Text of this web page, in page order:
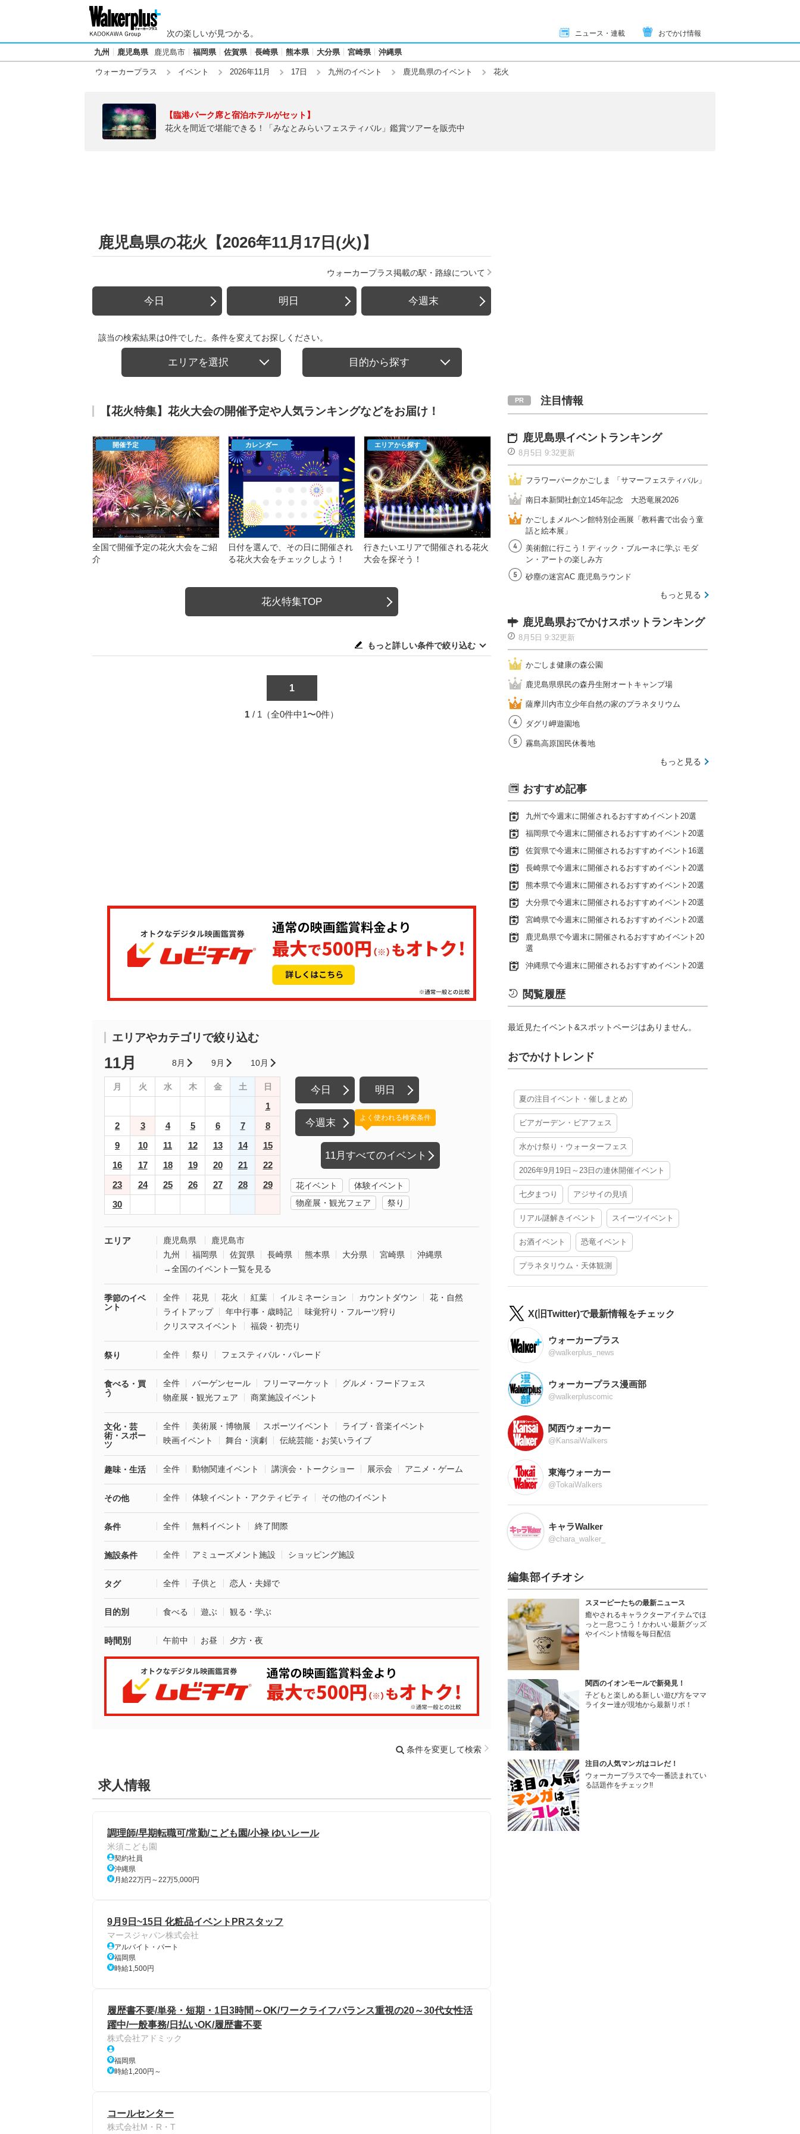
次の楽しいが見つかる。 ニュース・連載 おでかけ情報
九州 鹿児島県 鹿児島市 福岡県 佐賀県 長崎県 熊本県 大分県 宮崎県 沖縄県
ウォーカープラス イベント 2026年11月 17日 九州のイベント 鹿児島県のイベント 花火
【臨港パーク席と宿泊ホテルがセット】
花火を間近で堪能できる！「みなとみらいフェスティバル」鑑賞ツアーを販売中
鹿児島県の花火【2026年11月17日(火)】
ウォーカープラス掲載の駅・路線について
今日 明日 今週末
該当の検索結果は0件でした。条件を変えてお探しください。
エリアを選択 目的から探す
【花火特集】花火大会の開催予定や人気ランキングなどをお届け！
開催予定
全国で開催予定の花火大会をご紹
介
カレンダー
日付を選んで、その日に開催され
る花火大会をチェックしよう！
エリアから探す
行きたいエリアで開催される花火
大会を探そう！
花火特集TOP
もっと詳しい条件で絞り込む
1
1 / 1（全0件中1〜0件）
エリアやカテゴリで絞り込む
11月 8月 9月 10月
月 火 水 木 金 土 日
1
2
3 4 5 6 7
8
9
10 11 12 13 14
15
16
17 18 19 20 21
22
23
24 25 26 27 28
29
30
今日 明日
今週末
11月すべてのイベント
よく使われる検索条件
花イベント
体験イベント
物産展・観光フェア
祭り
エリア 鹿児島県
鹿児島市
九州
福岡県 佐賀県 長崎県 熊本県 大分県 宮崎県
沖縄県
→全国のイベント一覧を見る
季節のイベ
ント
全件 花見 花火 紅葉 イルミネーション カウントダウン
花・自然
ライトアップ
年中行事・歳時記
味覚狩り・フルーツ狩り
クリスマスイベント
福袋・初売り
祭り 全件 祭り フェスティバル・パレード
食べる・買
う
全件 バーゲンセール フリーマーケット
グルメ・フードフェス
物産展・観光フェア
商業施設イベント
文化・芸
術・スポー
ツ
全件 美術展・博物展 スポーツイベント
ライブ・音楽イベント
映画イベント
舞台・演劇 伝統芸能・お笑いライブ
趣味・生活 全件 動物関連イベント 講演会・トークショー 展示会 アニメ・ゲーム
その他 全件 体験イベント・アクティビティ その他のイベント
条件 全件 無料イベント 終了間際
施設条件 全件 アミューズメント施設 ショッピング施設
タグ 全件 子供と 恋人・夫婦で
目的別 食べる 遊ぶ 観る・学ぶ
時間別 午前中 お昼 夕方・夜
条件を変更して検索
求人情報
調理師/早期転職可/常勤/こども園/小禄 ゆいレール
米須こども園
契約社員
沖縄県
月給22万円～22万5,000円
9月9日~15日 化粧品イベントPRスタッフ
マースジャパン株式会社
アルバイト・パート
福岡県
時給1,500円
履歴書不要/単発・短期・1日3時間～OK/ワークライフバランス重視の20～30代女性活
躍中/一般事務/日払いOK/履歴書不要
株式会社アドミック
福岡県
時給1,200円～
コールセンター
株式会社M・R・T
注目情報
鹿児島県イベントランキング
8月5日 9:32更新
フラワーパークかごしま 「サマーフェスティバル」
南日本新聞社創立145年記念 大恐竜展2026
かごしまメルヘン館特別企画展「教科書で出会う童
話と絵本展」
美術館に行こう！ディック・ブルーネに学ぶ モダ
ン・アートの楽しみ方
砂塵の迷宮AC 鹿児島ラウンド
もっと見る
鹿児島県おでかけスポットランキング
8月5日 9:32更新
かごしま健康の森公園
鹿児島県県民の森丹生附オートキャンプ場
薩摩川内市立少年自然の家のプラネタリウム
ダグリ岬遊園地
霧島高原国民休養地
もっと見る
おすすめ記事
九州で今週末に開催されるおすすめイベント20選
福岡県で今週末に開催されるおすすめイベント20選
佐賀県で今週末に開催されるおすすめイベント16選
長崎県で今週末に開催されるおすすめイベント20選
熊本県で今週末に開催されるおすすめイベント20選
大分県で今週末に開催されるおすすめイベント20選
宮崎県で今週末に開催されるおすすめイベント20選
鹿児島県で今週末に開催されるおすすめイベント20
選
沖縄県で今週末に開催されるおすすめイベント20選
閲覧履歴
最近見たイベント&スポットページはありません。
おでかけトレンド
夏の注目イベント・催しまとめ
ビアガーデン・ビアフェス
水かけ祭り・ウォーターフェス
2026年9月19日～23日の連休開催イベント
七夕まつり アジサイの見頃
リアル謎解きイベント スイーツイベント
お酒イベント 恐竜イベント
プラネタリウム・天体観測
X(旧Twitter)で最新情報をチェック
ウォーカープラス
@walkerplus_news
ウォーカープラス漫画部
@walkerpluscomic
関西ウォーカー
@KansaiWalkers
東海ウォーカー
@TokaiWalkers
キャラWalker
@chara_walker_
編集部イチオシ
スヌーピーたちの最新ニュース
癒やされるキャラクターアイテムでほ
っと一息つこう！かわいい最新グッズ
やイベント情報を毎日配信
関西のイオンモールで新発見！
子どもと楽しめる新しい遊び方をママ
ライター達が現地から最新リポ！
注目の人気マンガはコレだ！
ウォーカープラスで今一番読まれてい
る話題作をチェック!!